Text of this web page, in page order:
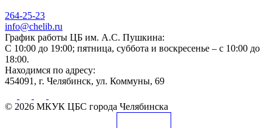
264-25-23
info@chelib.ru
График работы ЦБ им. А.С. Пушкина:
С 10:00 до 19:00; пятница, суббота и воскресенье – с 10:00 до
18:00.
Находимся по адресу:
454091, г. Челябинск, ул. Коммуны, 69
© 2026 МКУК ЦБС города Челябинска